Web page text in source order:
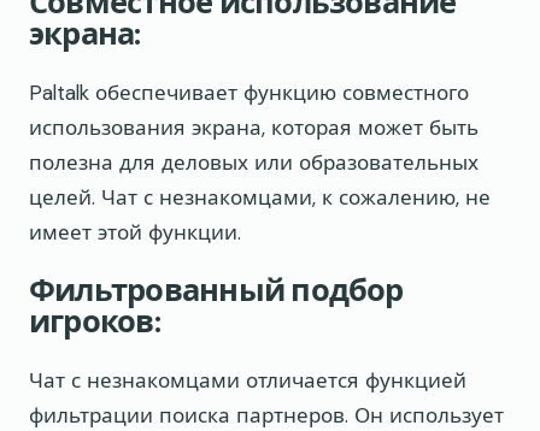
экрана:
Paltalk обеспечивает функцию совместного
использования экрана, которая может быть
полезна для деловых или образовательных
целей. Чат с незнакомцами, к сожалению, не
имеет этой функции.
Фильтрованный подбор
игроков:
Чат с незнакомцами отличается функцией
фильтрации поиска партнеров. Он использует